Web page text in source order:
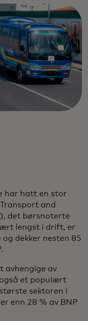
har hatt en stor
and
det børsnoterte
lengst i drift, er
dekker nesten 85
avhengige av
et populært
sektoren i
enn 28 % av BNP